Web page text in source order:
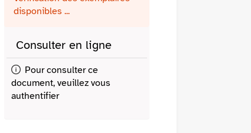
disponibles ...
Consulter en ligne
Pour consulter ce
document, veuillez vous
authentifier